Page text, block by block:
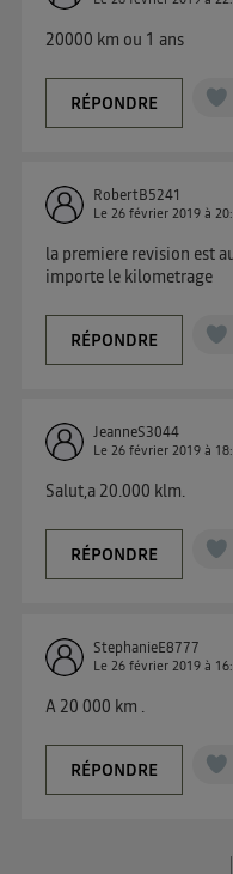
20000 km ou 1 ans
RÉPONDRE
RobertB5241
Le26 février 2019 à
la premiere revision est
importe le kilometrage
RÉPONDRE
JeanneS3044
Le26 février 2019 à
Salut,a 20.000 klm.
RÉPONDRE
StephanieE8777
Le26 février 2019 à
A 20 000 km .
RÉPONDRE
« gérer Utiq »
d'informations,